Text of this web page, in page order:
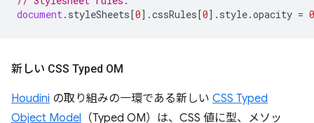
document. styleSheets[0].cssRules[0]. style.opacity =
新しい CSS Typed OM
Houdini の取り組みの一環である新しい CSS Typed
Object Model （Typed OM）は、CSS 値に型、メソッ